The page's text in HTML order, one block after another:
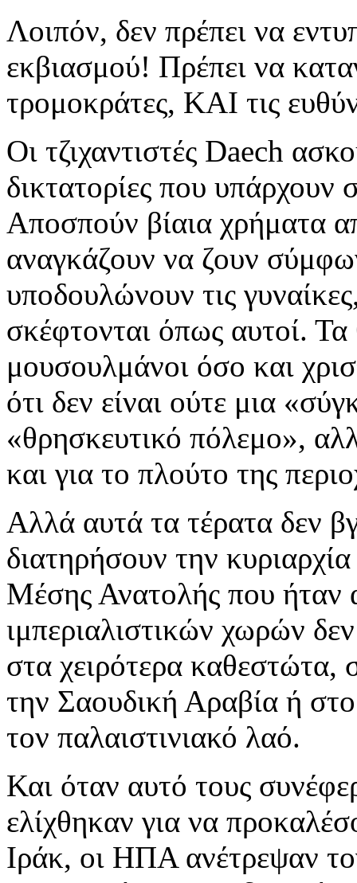
Λοιπόν, δεν πρέπει να
εκβιασμού! Πρέπει να
τρομοκράτες, ΚΑΙ τις
Οι τζιχαντιστές Daech
δικτατορίες που υπάρχουν
Αποσπούν βίαια χρήματα
αναγκάζουν να ζουν
υποδουλώνουν τις
σκέφτονται όπως αυτοί. Τα
μουσουλμάνοι όσο και
ότι δεν είναι ούτε μια
«θρησκευτικό πόλεμο»,
και για το πλούτο της
Αλλά αυτά τα τέρατα δεν
διατηρήσουν την
Μέσης Ανατολής που ήταν
ιμπεριαλιστικών χωρών
στα χειρότερα καθεστώτα,
την Σαουδική Αραβία ή
τον παλαιστινιακό λαό.
Και όταν αυτό τους
ελίχθηκαν για να
Ιράκ, οι ΗΠΑ ανέτρεψαν